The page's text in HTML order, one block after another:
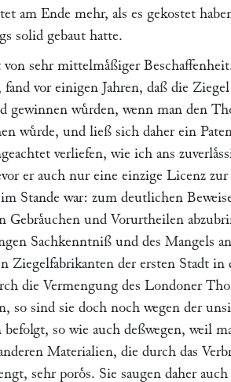
am Ende mehr, als es gekostet
solid gebaut hatte.
sehr mittelmaͤßiger
vor einigen Jahren, daß die
gewinnen wuͤrden, wenn man den
wuͤrde, und ließ sich daher ein
verliefen, wie ich ans
er auch nur eine einzige Licenz
Stande war: zum deutlichen
Gebraͤuchen und Vorurtheilen
Sachkenntniß und des Mangels an
Ziegelfabrikanten der ersten Stadt in
die Vermengung des Londoner
so sind sie doch noch wegen der
so wie auch deßwegen, weil
Materialien, die durch das
sehr poroͤs. Sie saugen daher